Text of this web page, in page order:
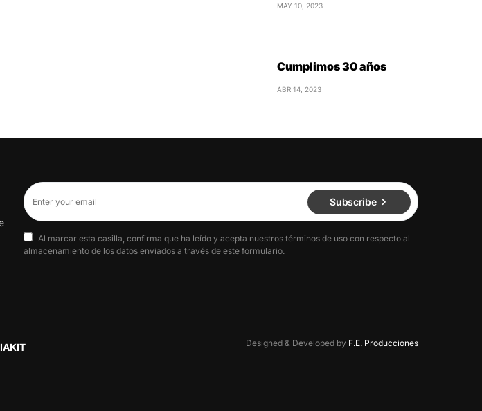
MAY 10, 2023
Cumplimos 30 años
ABR 14, 2023
Subscribe
Al marcar esta casilla, confirma que ha leído y acepta nuestros términos de uso con respecto al
almacenamiento de los datos enviados a través de este formulario.
Designed & Developed by F.E. Producciones